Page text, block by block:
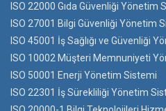
ISO 22000 Gıda Güvenliği Yönetim
ISO 27001 Bilgi Güvenliği Yönetim
ISO 45001 İş Sağlığı ve Güvenliği
ISO 10002 Müşteri Memnuniyeti
ISO 50001 Enerji Yönetim Sistemi
ISO 22301 İş Sürekliliği Yönetim